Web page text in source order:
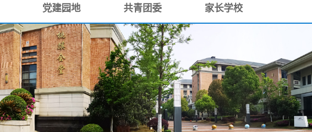
党建园地 共青团委 家长学校